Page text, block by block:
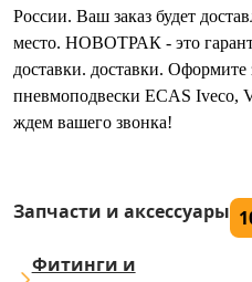
России. Ваш заказ будет
место. НОВОТРАК - это
доставки. доставки. Оформите
пневмоподвески ECAS Iveco,
ждем вашего звонка!
Запчасти и аксессуары
Фитинги и